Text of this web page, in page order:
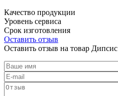
Качество продукции
Уровень сервиса
Срок изготовления
Оставить отзыв
Оставить отзыв на товар Дипсис